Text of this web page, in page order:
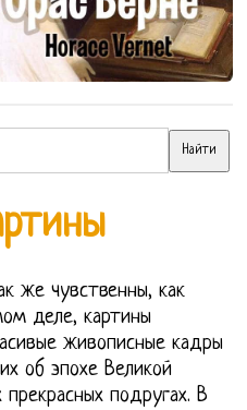
же чувственны, как
деле, картины
живописные кадры
об эпохе Великой
прекрасных подругах. В